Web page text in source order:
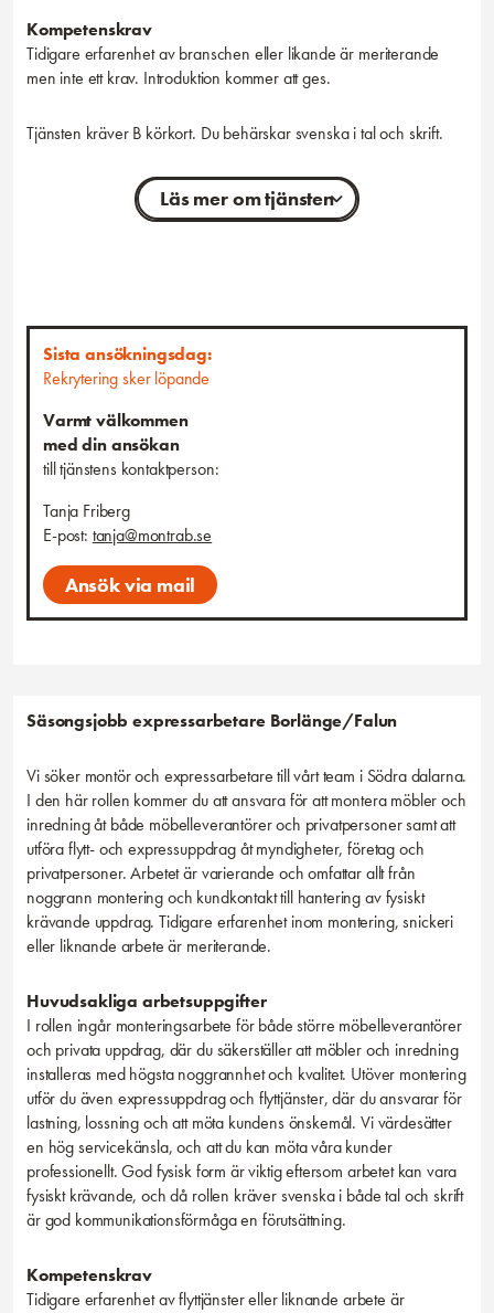
Kompetenskrav
Tidigare erfarenhet av branschen eller likande är meriterande
men inte ett krav. Introduktion kommer att ges.
Tjänsten kräver B körkort. Du behärskar svenska i tal och skrift.
Läs mer om tjänsten
ansvarskännande, driven och kvalitetsmedveten. Du trivs med att
arbeta självständigt men också tillsammans med kollegor då vi
oftast utgår från team två och två. Vi söker dig som är glad, social,
Anställningsform, omfattning, placeringsort
Vi söker flera kollegor för timanställning, med placering i
Passar det in på dig eller känner du kanske någon som
Sista ansökningsdag:
Rekrytering sker löpande
Varmt välkommen
med din ansökan
till tjänstens kontaktperson:
Tanja Friberg
E-post: tanja@montrab.se
Ansök via mail
Säsongsjobb expressarbetare Borlänge/Falun
Vi söker montör och expressarbetare till vårt team i Södra dalarna.
I den här rollen kommer du att ansvara för att montera möbler och
inredning åt både möbelleverantörer och privatpersoner samt att
utföra flytt- och expressuppdrag åt myndigheter, företag och
privatpersoner. Arbetet är varierande och omfattar allt från
noggrann montering och kundkontakt till hantering av fysiskt
krävande uppdrag. Tidigare erfarenhet inom montering, snickeri
eller liknande arbete är meriterande.
Huvudsakliga arbetsuppgifter
I rollen ingår monteringsarbete för både större möbelleverantörer
och privata uppdrag, där du säkerställer att möbler och inredning
installeras med högsta noggrannhet och kvalitet. Utöver montering
utför du även expressuppdrag och flyttjänster, där du ansvarar för
lastning, lossning och att möta kundens önskemål. Vi värdesätter
en hög servicekänsla, och att du kan möta våra kunder
professionellt. God fysisk form är viktig eftersom arbetet kan vara
fysiskt krävande, och då rollen kräver svenska i både tal och skrift
är god kommunikationsförmåga en förutsättning.
Kompetenskrav
Tidigare erfarenhet av flyttjänster eller liknande arbete är